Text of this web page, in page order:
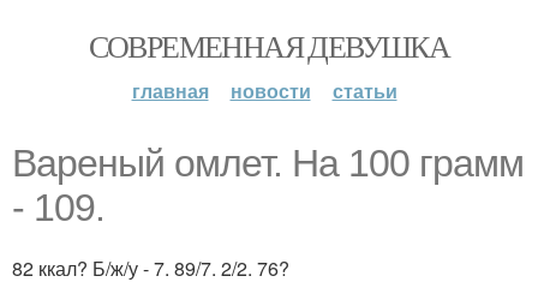
СОВРЕМЕННАЯ ДЕВУШКА
главная новости статьи
Вареный омлет. На 100 грамм
- 109.
82 ккал? Б/ж/у - 7. 89/7. 2/2. 76?